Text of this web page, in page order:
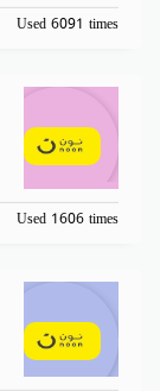
Used 6091 times
Used 1606 times